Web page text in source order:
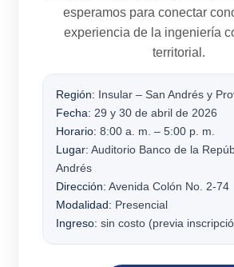
esperamos para conectar
experiencia de la ingeniería
territorial.
Región: Insular – San Andrés y
Fecha: 29 y 30 de abril de 2026
Horario: 8:00 a. m. – 5:00 p. m.
Lugar: Auditorio Banco de la
Andrés
Dirección: Avenida Colón No. 2-74
Modalidad: Presencial
Ingreso: sin costo (previa